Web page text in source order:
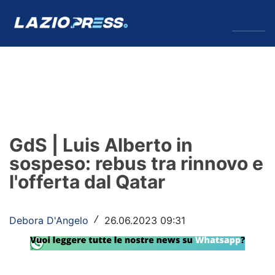
Formello
Infortuni
Calciomercato
GdS | Luis Alberto in
sospeso: rebus tra rinnovo e
l'offerta dal Qatar
Debora D'Angelo / 26.06.2023 09:31